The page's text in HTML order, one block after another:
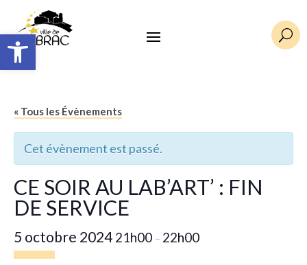
Ouvrir la barre d’outils U
« Tous les Évènements
Cet évènement est passé.
CE SOIR AU LAB’ART’ : FIN
DE SERVICE
5 octobre 2024 21h00 – 22h00